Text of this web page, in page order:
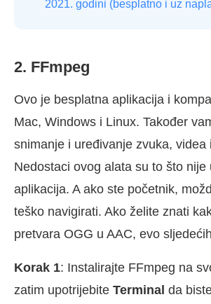
2021. godini (besplatno i uz
2. FFmpeg
Ovo je besplatna aplikacija i
Mac, Windows i Linux. Također
snimanje i uređivanje zvuka, videa
Nedostaci ovog alata su to što nije
aplikacija. A ako ste početnik,
teško navigirati. Ako želite znati
pretvara OGG u AAC, evo
Korak 1: Instalirajte FFmpeg na
zatim upotrijebite Terminal da